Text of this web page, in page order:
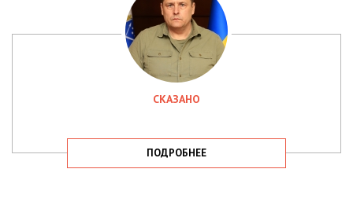
СКАЗАНО
ПОДРОБНЕЕ